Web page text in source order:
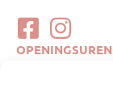
OPENINGSUREN